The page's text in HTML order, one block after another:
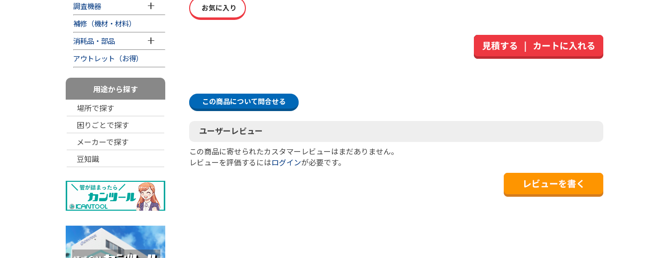
お気に入り
この商品について問合せる
ユーザーレビュー
この商品に寄せられたカスタマーレビューはまだありません。
レビューを評価するにはログインが必要です。
調査機器
補修（機材・材料）
消耗品・部品
アウトレット（お得）
用途から探す
場所で探す
困りごとで探す
メーカーで探す
豆知識